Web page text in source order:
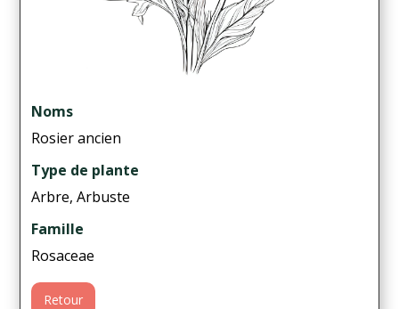
Noms
Rosier ancien
Type de plante
Arbre, Arbuste
Famille
Rosaceae
Retour